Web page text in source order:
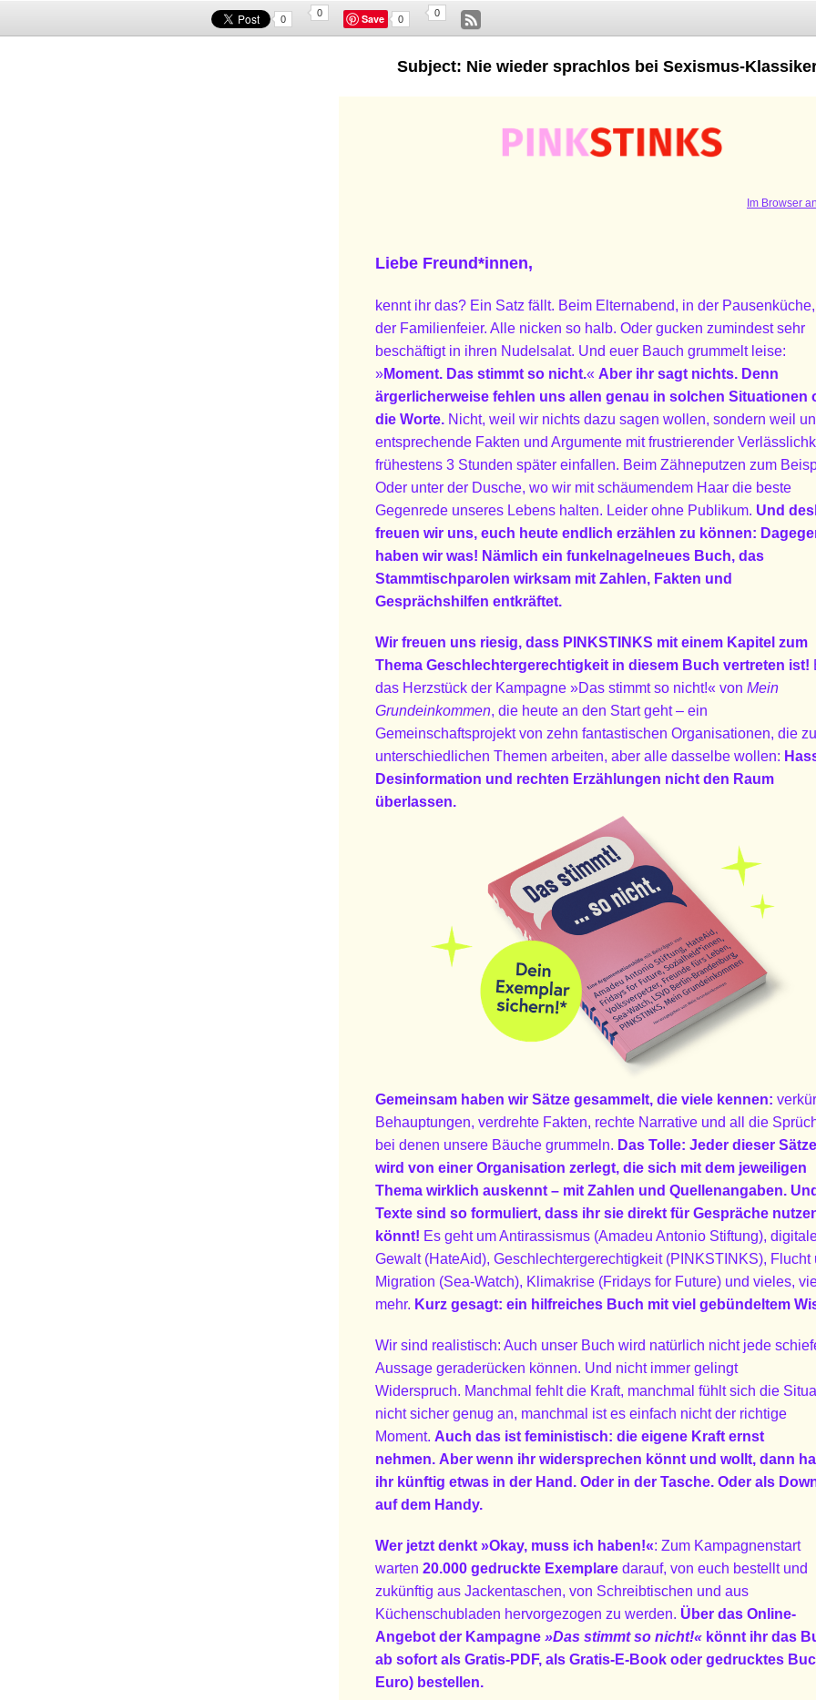
0
0 Save 0
0
Subject: Nie wieder sprachlos bei Sexismus-
Im Browser
Liebe Freund*innen,
kennt ihr das? Ein Satz fällt. Beim Elternabend, in der
der Familienfeier. Alle nicken so halb. Oder gucken zumindest sehr
beschäftigt in ihren Nudelsalat. Und euer Bauch grummelt leise:
»Moment. Das stimmt so nicht.« Aber ihr sagt nichts. Denn
ärgerlicherweise fehlen uns allen genau in solchen Situationen
die Worte. Nicht, weil wir nichts dazu sagen wollen, sondern weil
entsprechende Fakten und Argumente mit frustrierender
frühestens 3 Stunden später einfallen. Beim Zähneputzen zum
Oder unter der Dusche, wo wir mit schäumendem Haar die beste
Gegenrede unseres Lebens halten. Leider ohne Publikum. Und
freuen wir uns, euch heute endlich erzählen zu können:
haben wir was! Nämlich ein funkelnagelneues Buch, das
Stammtischparolen wirksam mit Zahlen, Fakten und
Gesprächshilfen entkräftet.
Wir freuen uns riesig, dass PINKSTINKS mit einem Kapitel zum
Thema Geschlechtergerechtigkeit in diesem Buch vertreten ist!
das Herzstück der Kampagne »Das stimmt so nicht!« von Mein
Grundeinkommen, die heute an den Start geht – ein
Gemeinschaftsprojekt von zehn fantastischen Organisationen, die zu
unterschiedlichen Themen arbeiten, aber alle dasselbe wollen:
Desinformation und rechten Erzählungen nicht den Raum
überlassen.
Gemeinsam haben wir Sätze gesammelt, die viele kennen:
Behauptungen, verdrehte Fakten, rechte Narrative und all die
bei denen unsere Bäuche grummeln. Das Tolle: Jeder dieser Sätze
wird von einer Organisation zerlegt, die sich mit dem jeweiligen
Thema wirklich auskennt – mit Zahlen und Quellenangaben.
Texte sind so formuliert, dass ihr sie direkt für Gespräche
könnt! Es geht um Antirassismus (Amadeu Antonio Stiftung),
Gewalt (HateAid), Geschlechtergerechtigkeit (PINKSTINKS), Flucht
Migration (Sea-Watch), Klimakrise (Fridays for Future) und vieles,
mehr. Kurz gesagt: ein hilfreiches Buch mit viel gebündeltem
Wir sind realistisch: Auch unser Buch wird natürlich nicht jede
Aussage geraderücken können. Und nicht immer gelingt
Widerspruch. Manchmal fehlt die Kraft, manchmal fühlt sich die
nicht sicher genug an, manchmal ist es einfach nicht der richtige
Moment. Auch das ist feministisch: die eigene Kraft ernst
nehmen. Aber wenn ihr widersprechen könnt und wollt, dann
ihr künftig etwas in der Hand. Oder in der Tasche. Oder als
auf dem Handy.
Wer jetzt denkt »Okay, muss ich haben!«: Zum Kampagnenstart
warten 20.000 gedruckte Exemplare darauf, von euch bestellt und
zukünftig aus Jackentaschen, von Schreibtischen und aus
Küchenschubladen hervorgezogen zu werden. Über das Online-
Angebot der Kampagne »Das stimmt so nicht!« könnt ihr das
ab sofort als Gratis-PDF, als Gratis-E-Book oder gedrucktes
Euro) bestellen.